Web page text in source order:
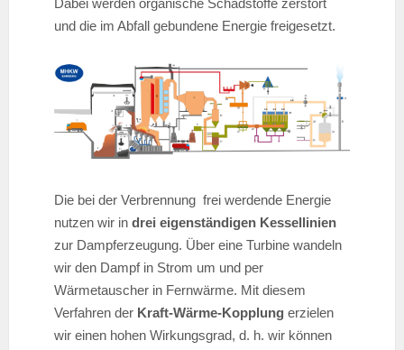
und die im Abfall gebundene Energie freigesetzt.
Die bei der Verbrennung frei werdende Energie
nutzen wir in drei eigenständigen Kessellinien
zur Dampferzeugung. Über eine Turbine wandeln
wir den Dampf in Strom um und per
Wärmetauscher in Fernwärme. Mit diesem
Verfahren der Kraft-Wärme-Kopplung erzielen
wir einen hohen Wirkungsgrad, d. h. wir können